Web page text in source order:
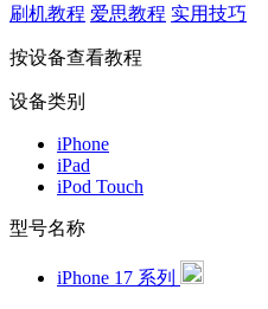
刷机教程 爱思教程 实用技巧
按设备查看教程
设备类别
iPhone
iPad
iPod Touch
型号名称
iPhone 17 系列